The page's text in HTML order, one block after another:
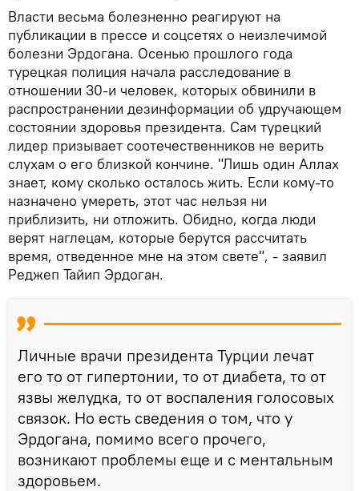
Власти весьма болезненно реагируют на
публикации в прессе и соцсетях о неизлечимой
болезни Эрдогана. Осенью прошлого года
турецкая полиция начала расследование в
отношении 30-и человек, которых обвинили в
распространении дезинформации об удручающем
состоянии здоровья президента. Сам турецкий
лидер призывает соотечественников не верить
слухам о его близкой кончине. "Лишь один Аллах
знает, кому сколько осталось жить. Если кому-то
назначено умереть, этот час нельзя ни
приблизить, ни отложить. Обидно, когда люди
верят наглецам, которые берутся рассчитать
время, отведенное мне на этом свете", - заявил
Реджеп Тайип Эрдоган.
Личные врачи президента Турции лечат
его то от гипертонии, то от диабета, то от
язвы желудка, то от воспаления голосовых
связок. Но есть сведения о том, что у
Эрдогана, помимо всего прочего,
возникают проблемы еще и с ментальным
здоровьем.